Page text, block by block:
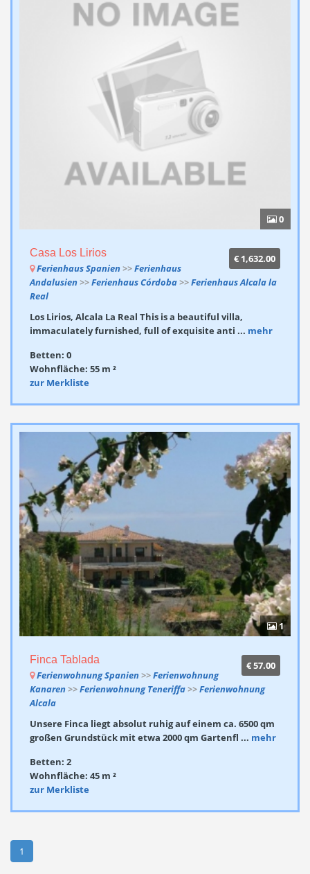
0
€ 1,632.00
Casa Los Lirios
Ferienhaus Spanien >>Ferienhaus
Andalusien >>Ferienhaus Córdoba>>Ferienhaus Alcala la
Real
Los Lirios, Alcala La Real This is a beautiful villa,
immaculately furnished, full of exquisite anti ... mehr
Betten: 0
Wohnfläche: 55 m ²
zur Merkliste
1
€ 57.00
Finca Tablada
Ferienwohnung Spanien >>Ferienwohnung
Kanaren >>Ferienwohnung Teneriffa>>Ferienwohnung
Alcala
Unsere Finca liegt absolut ruhig auf einem ca. 6500 qm
großen Grundstück mit etwa 2000 qm Gartenfl ... mehr
Betten: 2
Wohnfläche: 45 m ²
zur Merkliste
1